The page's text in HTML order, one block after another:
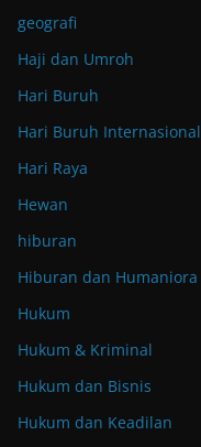
geografi
Haji dan Umroh
Hari Buruh
Hari Buruh Internasional
Hari Raya
Hewan
hiburan
Hiburan dan Humaniora
Hukum
Hukum & Kriminal
Hukum dan Bisnis
Hukum dan Keadilan